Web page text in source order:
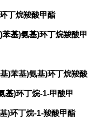
丁烷羧酸甲酯
基)氨基)环丁烷羧酸甲
)苯基)氨基)环丁烷羧酸
基)环丁烷-1-甲酸甲
)环丁烷-1-羧酸甲酯